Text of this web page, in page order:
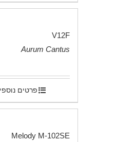
V12F
Aurum Cantus
פרטים
Melody M-102SE